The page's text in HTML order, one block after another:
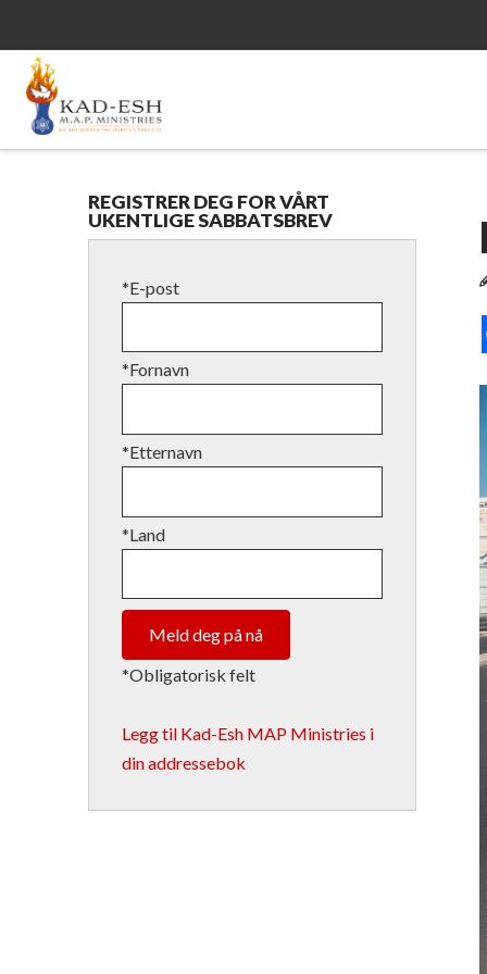
REGISTRER DEG FOR VÅRT
UKENTLIGE SABBATSBREV
*E-post
*Fornavn
*Etternavn
*Land
*Obligatorisk felt
Legg til Kad-Esh MAP Ministries i
din addressebok